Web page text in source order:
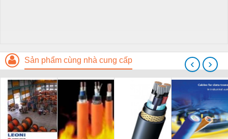
Sản phẩm cùng nhà cung cấp ‹ ›